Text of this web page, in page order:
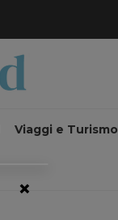
Viaggi e Turismo
×